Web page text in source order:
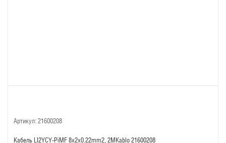
Артикул: 21600208
Кабель LI2YCY-PiMF 8x2x0.22mm2, 2MKablo 21600208